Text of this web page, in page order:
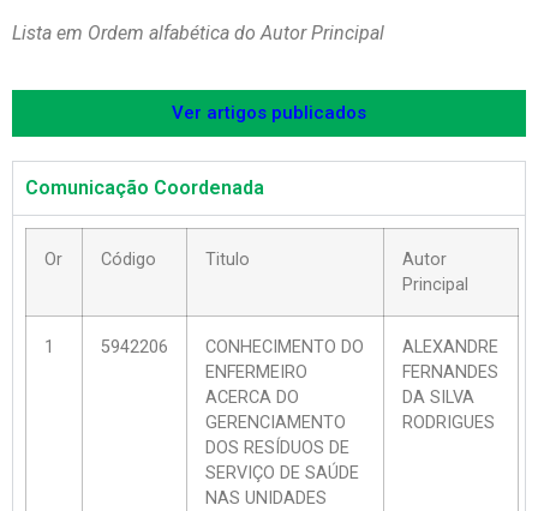
Lista em Ordem alfabética do Autor Principal
Ver artigos publicados
Comunicação Coordenada
Or Código Titulo
Autor
Principal
1 5942206
CONHECIMENTO DO
ENFERMEIRO
ACERCA DO
GERENCIAMENTO
DOS RESÍDUOS DE
SERVIÇO DE SAÚDE
NAS UNIDADES
ALEXANDRE
FERNANDES
DA SILVA
RODRIGUES